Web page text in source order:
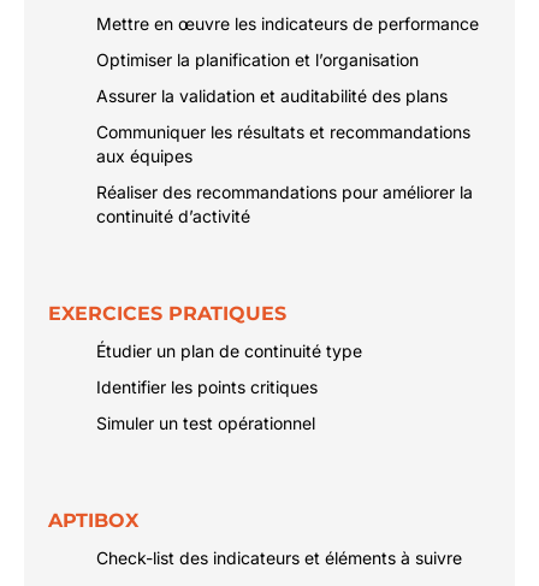
Mettre en œuvre les indicateurs de performance
Optimiser la planification et l’organisation
Assurer la validation et auditabilité des plans
Communiquer les résultats et recommandations
aux équipes
Réaliser des recommandations pour améliorer la
continuité d’activité
EXERCICES PRATIQUES
Étudier un plan de continuité type
Identifier les points critiques
Simuler un test opérationnel
APTIBOX
Check-list des indicateurs et éléments à suivre